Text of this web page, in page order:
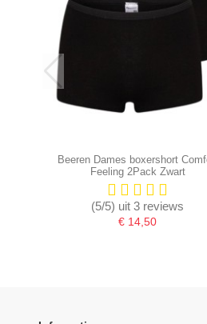
Beeren Dames boxershort
Feeling 2Pack Zwart
(5/5) uit 3 reviews
€ 14,50